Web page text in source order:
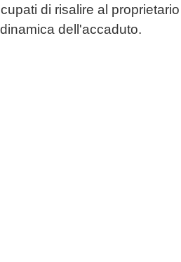
di risalire al
dinamica dell'accaduto.